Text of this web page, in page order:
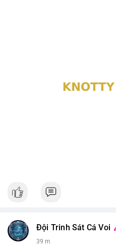
Đội Trinh Sát Cá Voi
39 m